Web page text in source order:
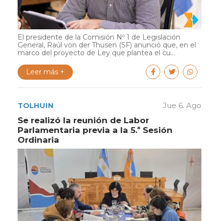
El presidente de la Comisión Nº 1 de Legislación
General, Raúl von der Thusen (SF) anunció que, en el
marco del proyecto de Ley que plantea el cu...
Leer más +
TOLHUIN Jue 6. Ago
Se realizó la reunión de Labor
Parlamentaria previa a la 5.ª Sesión
Ordinaria